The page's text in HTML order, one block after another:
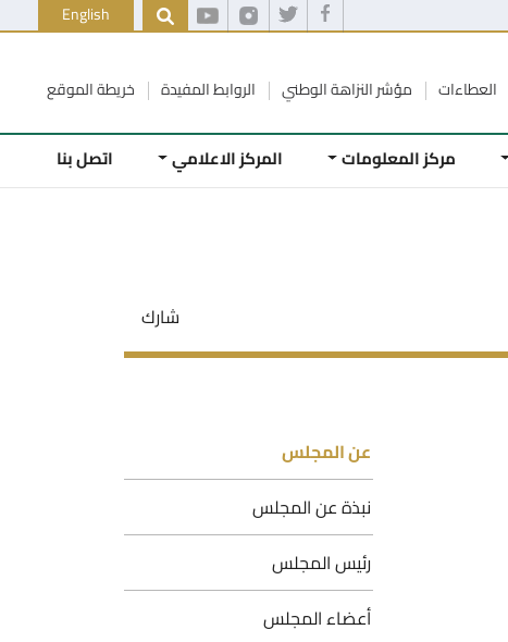
English
العطاءات مؤشر النزاهة الوطني الروابط المفيدة خريطة الموقع
مركز المعلومات المركز الاعلامي اتصل بنا
شارك
عن المجلس
نبذة عن المجلس
رئيس المجلس
أعضاء المجلس